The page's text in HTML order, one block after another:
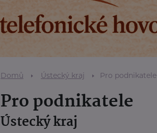
Domů Ústecký kraj Pro podnikatele
Pro podnikatele
Ústecký kraj